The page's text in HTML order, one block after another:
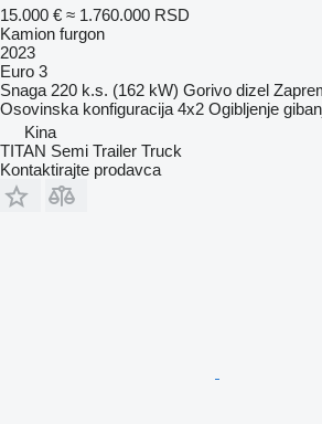
15.000 € ≈ 1.760.000 RSD
Kamion furgon
2023
Euro 3
Snaga 220 k.s. (162 kW) Gorivo dizel
Osovinska konfiguracija 4x2 Ogibljenje
Kina
TITAN Semi Trailer Truck
Kontaktirajte prodavca